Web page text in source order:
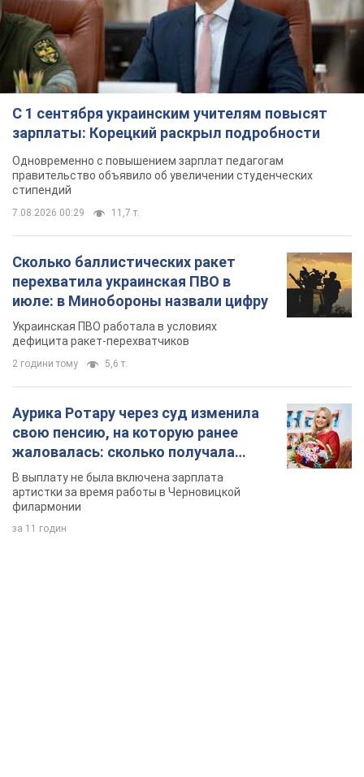
С 1 сентября украинским учителям повысят
зарплаты: Корецкий раскрыл подробности
Одновременно с повышением зарплат педагогам
правительство объявило об увеличении студенческих
стипендий
7.08.2026 00:29 11,7 т.
Сколько баллистических ракет
перехватила украинская ПВО в
июле: в Минобороны назвали цифру
Украинская ПВО работала в условиях
дефицита ракет-перехватчиков
2 години тому 5,6 т.
Аурика Ротару через суд изменила
свою пенсию, на которую ранее
жаловалась: сколько получала
певица
В выплату не была включена зарплата
артистки за время работы в Черновицкой
филармонии
за 11 годин